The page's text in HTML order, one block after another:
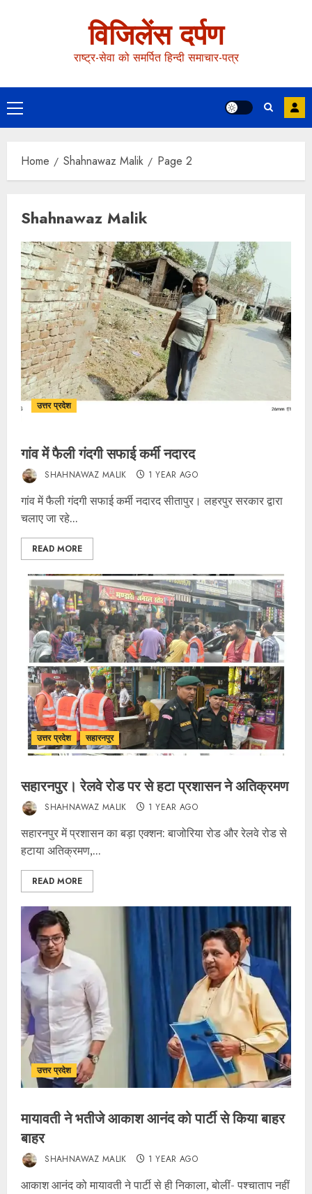
विजिलेंस दर्पण
राष्ट्र-सेवा को समर्पित हिन्दी समाचार-पत्र
Home Shahnawaz Malik Page 2
Shahnawaz Malik
उत्तर प्रदेश
गांव में फैली गंदगी सफाई कर्मी नदारद
SHAHNAWAZ MALIK 1 YEAR AGO
गांव में फैली गंदगी सफाई कर्मी नदारद सीतापुर। लहरपुर सरकार द्वारा
चलाए जा रहे...
READ MORE
उत्तर प्रदेश सहारनपुर
सहारनपुर। रेलवे रोड पर से हटा प्रशासन ने अतिक्रमण
SHAHNAWAZ MALIK 1 YEAR AGO
सहारनपुर में प्रशासन का बड़ा एक्शन: बाजोरिया रोड और रेलवे रोड से
हटाया अतिक्रमण,...
READ MORE
उत्तर प्रदेश
मायावती ने भतीजे आकाश आनंद को पार्टी से किया बाहर
बाहर
SHAHNAWAZ MALIK 1 YEAR AGO
आकाश आनंद को मायावती ने पार्टी से ही निकाला, बोलीं- पश्चाताप नहीं